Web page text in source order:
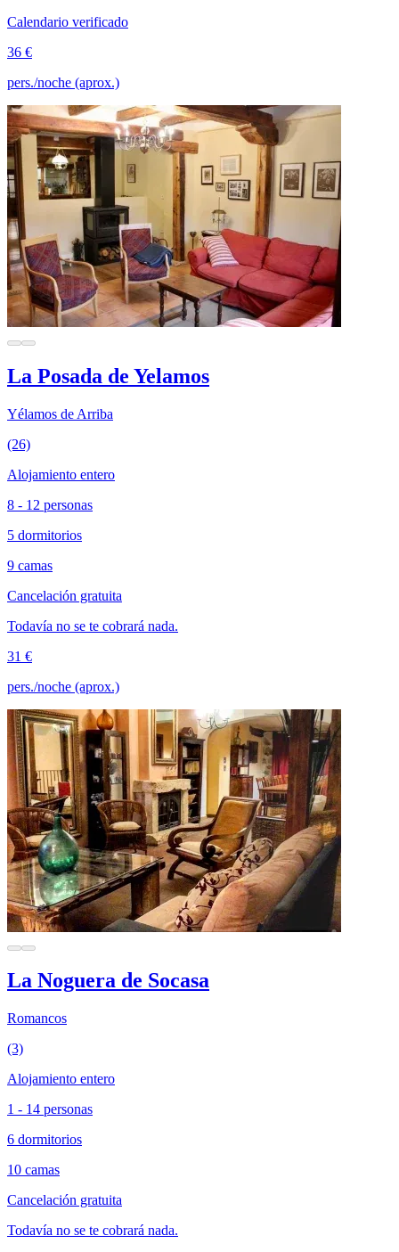
Calendario verificado
36 €
pers./noche (aprox.)
La Posada de Yelamos
Yélamos de Arriba
(26)
Alojamiento entero
8 - 12 personas
5 dormitorios
9 camas
Cancelación gratuita
Todavía no se te cobrará nada.
31 €
pers./noche (aprox.)
La Noguera de Socasa
Romancos
(3)
Alojamiento entero
1 - 14 personas
6 dormitorios
10 camas
Cancelación gratuita
Todavía no se te cobrará nada.